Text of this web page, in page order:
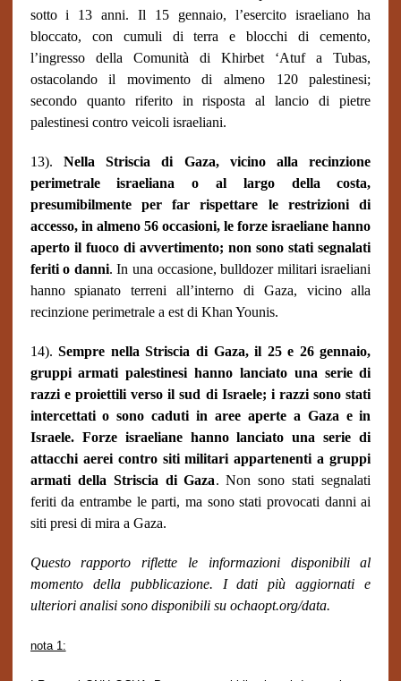
sotto i 13 anni. Il 15 gennaio, l’esercito israeliano ha
bloccato, con cumuli di terra e blocchi di cemento,
l’ingresso della Comunità di Khirbet ‘Atuf a Tubas,
ostacolando il movimento di almeno 120 palestinesi;
secondo quanto riferito in risposta al lancio di pietre
palestinesi contro veicoli israeliani.
13). Nella Striscia di Gaza, vicino alla recinzione
perimetrale israeliana o al largo della costa,
presumibilmente per far rispettare le restrizioni di
accesso, in almeno 56 occasioni, le forze israeliane hanno
aperto il fuoco di avvertimento; non sono stati segnalati
feriti o danni. In una occasione, bulldozer militari israeliani
hanno spianato terreni all’interno di Gaza, vicino alla
recinzione perimetrale a est di Khan Younis.
14).Sempre nella Striscia di Gaza, il 25 e 26 gennaio,
gruppi armati palestinesi hanno lanciato una serie di
razzi e proiettili verso il sud di Israele; i razzi sono stati
intercettati o sono caduti in aree aperte a Gaza e in
Israele. Forze israeliane hanno lanciato una serie di
attacchi aerei contro siti militari appartenenti a gruppi
armati della Striscia di Gaza. Non sono stati segnalati
feriti da entrambe le parti, ma sono stati provocati danni ai
siti presi di mira a Gaza.
Questo rapporto riflette le informazioni disponibili al
momento della pubblicazione. I dati più aggiornati e
ulteriori analisi sono disponibili su ochaopt.org/data.
nota 1: